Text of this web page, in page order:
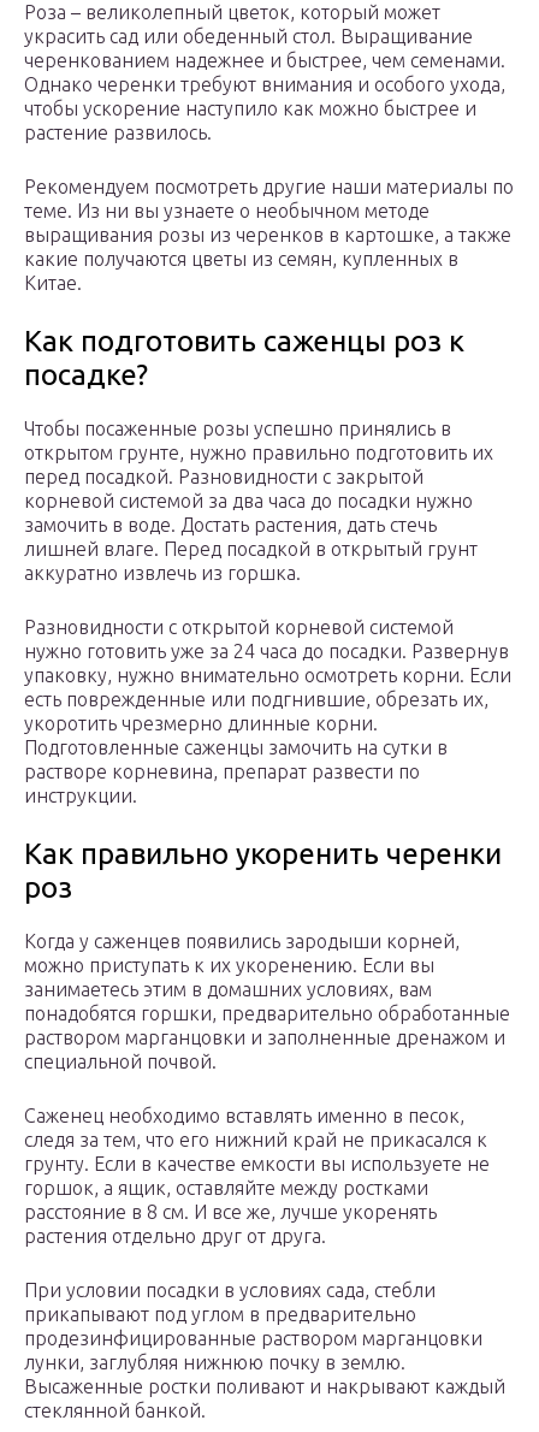
Роза – великолепный цветок, который может
украсить сад или обеденный стол. Выращивание
черенкованием надежнее и быстрее, чем семенами.
Однако черенки требуют внимания и особого ухода,
чтобы ускорение наступило как можно быстрее и
растение развилось.
Рекомендуем посмотреть другие наши материалы по
теме. Из ни вы узнаете о необычном методе
выращивания розы из черенков в картошке, а также
какие получаются цветы из семян, купленных в
Китае.
Как подготовить саженцы роз к
посадке?
Чтобы посаженные розы успешно принялись в
открытом грунте, нужно правильно подготовить их
перед посадкой. Разновидности с закрытой
корневой системой за два часа до посадки нужно
замочить в воде. Достать растения, дать стечь
лишней влаге. Перед посадкой в открытый грунт
аккуратно извлечь из горшка.
Разновидности с открытой корневой системой
нужно готовить уже за 24 часа до посадки. Развернув
упаковку, нужно внимательно осмотреть корни. Если
есть поврежденные или подгнившие, обрезать их,
укоротить чрезмерно длинные корни.
Подготовленные саженцы замочить на сутки в
растворе корневина, препарат развести по
инструкции.
Как правильно укоренить черенки
роз
Когда у саженцев появились зародыши корней,
можно приступать к их укоренению. Если вы
занимаетесь этим в домашних условиях, вам
понадобятся горшки, предварительно обработанные
раствором марганцовки и заполненные дренажом и
специальной почвой.
Саженец необходимо вставлять именно в песок,
следя за тем, что его нижний край не прикасался к
грунту. Если в качестве емкости вы используете не
горшок, а ящик, оставляйте между ростками
расстояние в 8 см. И все же, лучше укоренять
растения отдельно друг от друга.
При условии посадки в условиях сада, стебли
прикапывают под углом в предварительно
продезинфицированные раствором марганцовки
лунки, заглубляя нижнюю почку в землю.
Высаженные ростки поливают и накрывают каждый
стеклянной банкой.